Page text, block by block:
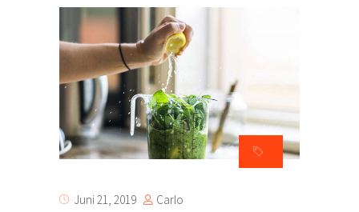
Juni 21, 2019 Carlo